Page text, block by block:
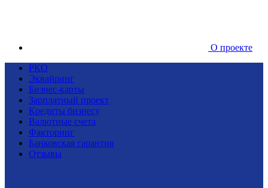
О проекте
РКО
Эквайринг
Бизнес-карты
Зарплатный проект
Кредиты бизнесу
Валютные счета
Факторинг
Банковская гарантия
Отзывы